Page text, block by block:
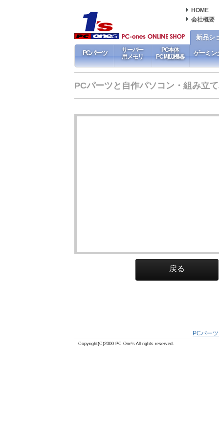
HOME
会社概要
新品シ
PCパーツ
サーバー
用メモリ
PC本体
PC周辺機器
ゲーミン
PCパーツと自作パソコン・組み立
戻る
PCパー
Copyright(C)2000 PC One's All rights reserved.